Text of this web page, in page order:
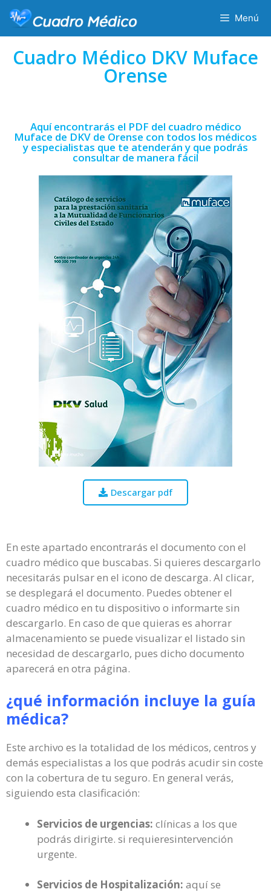
Menú
Cuadro Médico DKV Muface
Orense
Aquí encontrarás el PDF del cuadro médico
Muface de DKV de Orense con todos los médicos
y especialistas que te atenderán y que podrás
consultar de manera fácil
Descargar pdf
En este apartado encontrarás el documento con el
cuadro médico que buscabas. Si quieres descargarlo
necesitarás pulsar en el icono de descarga. Al clicar,
se desplegará el documento. Puedes obtener el
cuadro médico en tu dispositivo o informarte sin
descargarlo. En caso de que quieras es ahorrar
almacenamiento se puede visualizar el listado sin
necesidad de descargarlo, pues dicho documento
aparecerá en otra página.
¿qué información incluye la guía
médica?
Este archivo es la totalidad de los médicos, centros y
demás especialistas a los que podrás acudir sin coste
con la cobertura de tu seguro. En general verás,
siguiendo esta clasificación:
Servicios de urgencias: clínicas a los que
podrás dirigirte. si requieresintervención
urgente.
Servicios de Hospitalización: aquí se